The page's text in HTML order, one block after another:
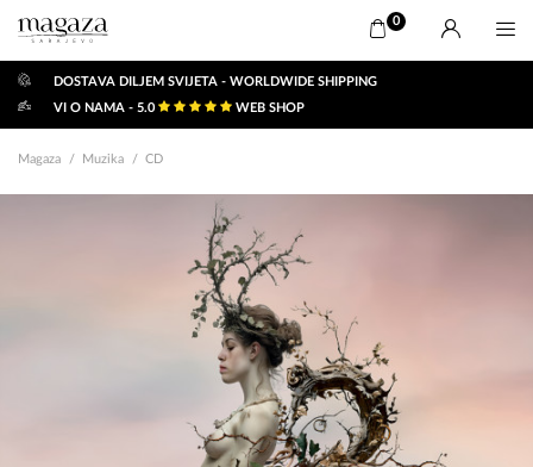
0
DOSTAVA DILJEM SVIJETA - WORLDWIDE SHIPPING
VI O NAMA - 5.0
WEB SHOP
Magaza Muzika CD